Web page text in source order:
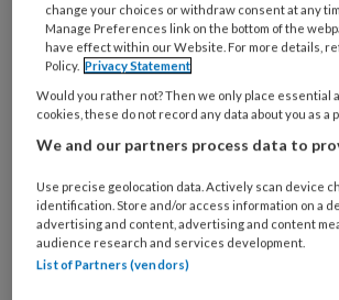
moeten oplossen.
doelen zijn al jaren: beter
samenwerken, meer regie
en verminderen van kosten.
alle beleidswijzigingen
effecten gehad op
Nederland? En hoe denken
professionals die al die
meemaakten of
change your choices or withdraw consent at any
Manage Preferences link on the bottom of the
have effect within our Website. For more details,
Policy. Privacy Statement
Would you rather not? Then we only place essential
cookies, these do not record any data about you as a
We and our partners process data to
Use precise geolocation data. Actively scan device
identification. Store and/or access information on a
advertising and content, advertising and content
audience research and services development.
List of Partners (vendors)